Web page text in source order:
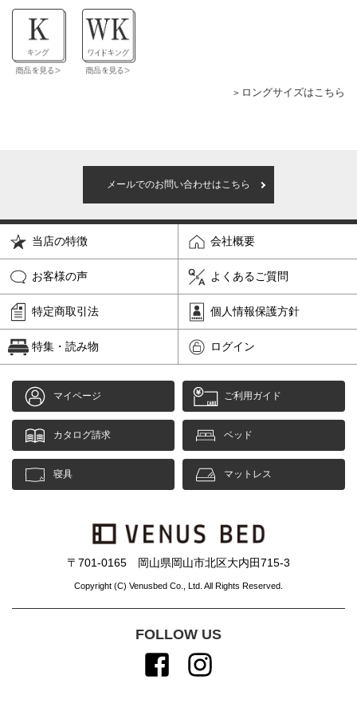
ロングサイズはこちら
メールでのお問い合わせはこちら
当店の特徴 会社概要
お客様の声 よくあるご質問
特定商取引法 個人情報保護方針
特集・読み物 ログイン
マイページ ご利用ガイド
カタログ請求 ベッド
寝具 マットレス
〒701-0165 岡山県岡山市北区大内田715-3
Copyright (C) Venusbed Co., Ltd. All Rights Reserved.
FOLLOW US